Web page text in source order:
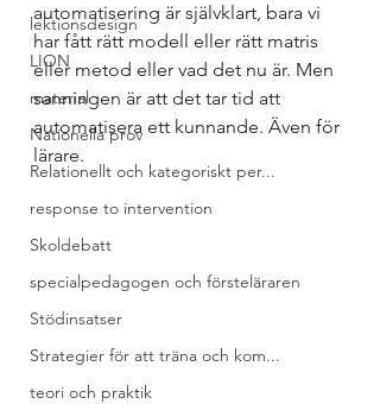
lektionsdesign
LION
material
Nationella prov
Relationellt och kategoriskt per...
response to intervention
Skoldebatt
specialpedagogen och försteläraren
Stödinsatser
Strategier för att träna och kom...
teori och praktik
automatisering är självklart, bara vi
har fått rätt modell eller rätt matris
eller metod eller vad det nu är. Men
sanningen är att det tar tid att
automatisera ett kunnande. Även för
lärare.